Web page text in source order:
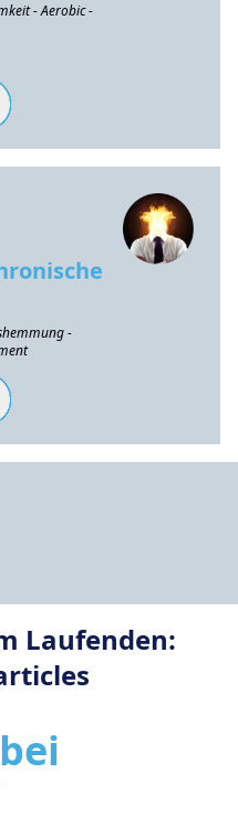
- Aerobic -
-
Laufenden: